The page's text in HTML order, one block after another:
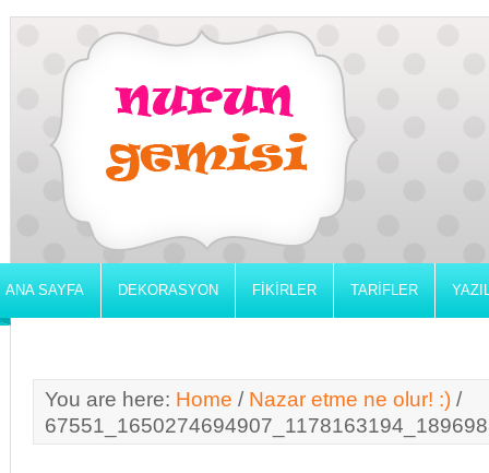
ANA SAYFA DEKORASYON FIKIRLER TARIFLER
You are here: Home / Nazar etme ne olur! :) /